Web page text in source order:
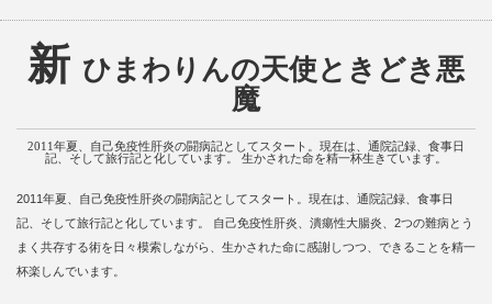
新 ひまわりんの天使ときどき悪
魔
2011年夏、自己免疫性肝炎の闘病記としてスタート。現在は、通院記録、食事日
記、そして旅行記と化しています。 生かされた命を精一杯生きています。
2011年夏、自己免疫性肝炎の闘病記としてスタート。現在は、通院記録、食事日
記、そして旅行記と化しています。 自己免疫性肝炎、潰瘍性大腸炎、2つの難病とう
まく共存する術を日々模索しながら、生かされた命に感謝しつつ、できることを精一
杯楽しんでいます。